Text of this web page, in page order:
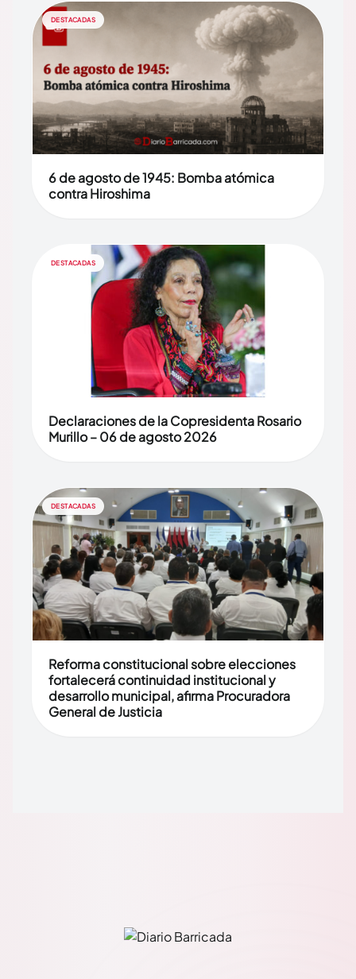
DESTACADAS
6 de agosto de 1945: Bomba atómica
contra Hiroshima
DESTACADAS
Declaraciones de la Copresidenta Rosario
Murillo – 06 de agosto 2026
DESTACADAS
Reforma constitucional sobre elecciones
fortalecerá continuidad institucional y
desarrollo municipal, afirma Procuradora
General de Justicia